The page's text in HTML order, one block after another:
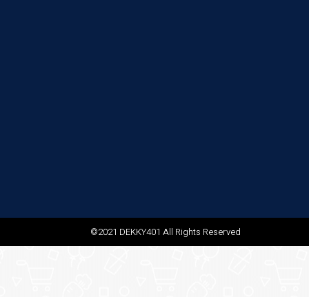
©2021 DEKKY401 All Rights Reserved